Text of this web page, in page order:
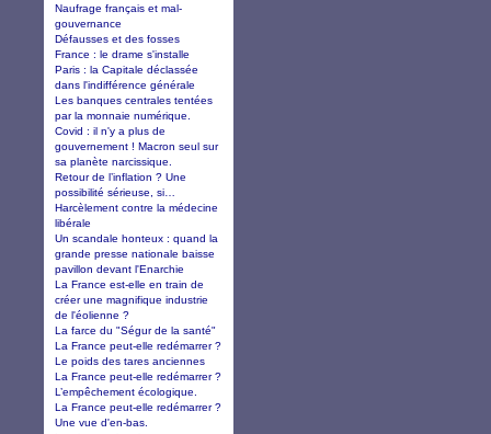
Naufrage français et mal-
gouvernance
Défausses et des fosses
France : le drame s'installe
Paris : la Capitale déclassée
dans l'indifférence générale
Les banques centrales tentées
par la monnaie numérique.
Covid : il n'y a plus de
gouvernement ! Macron seul sur
sa planète narcissique.
Retour de l’inflation ? Une
possibilité sérieuse, si…
Harcèlement contre la médecine
libérale
Un scandale honteux : quand la
grande presse nationale baisse
pavillon devant l'Enarchie
La France est-elle en train de
créer une magnifique industrie
de l'éolienne ?
La farce du "Ségur de la santé"
La France peut-elle redémarrer ?
Le poids des tares anciennes
La France peut-elle redémarrer ?
L’empêchement écologique.
La France peut-elle redémarrer ?
Une vue d'en-bas.